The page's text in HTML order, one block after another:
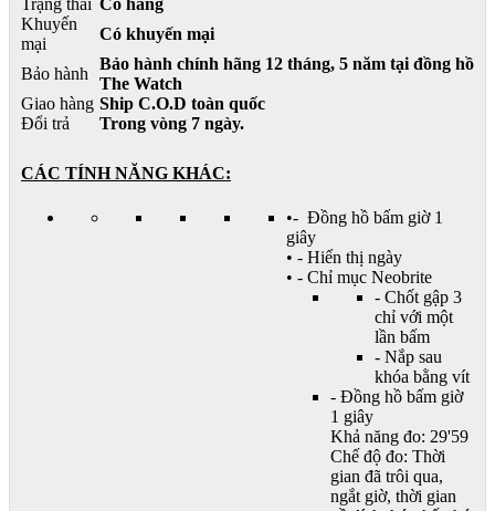
Trạng thái Có hàng
Khuyến
mại
Có khuyến mại
Bảo hành
Bảo hành chính hãng 12 tháng, 5 năm tại đồng hồ
The Watch
Giao hàng Ship C.O.D toàn quốc
Đổi trả
Trong vòng 7 ngày.
CÁC TÍNH NĂNG KHÁC:
•- Đồng hồ bấm giờ 1
giây
• - Hiển thị ngày
• - Chỉ mục Neobrite
- Chốt gập 3
chỉ với một
lần bấm
- Nắp sau
khóa bằng vít
- Đồng hồ bấm giờ
1 giây
Khả năng đo: 29'59
Chế độ đo: Thời
gian đã trôi qua,
ngắt giờ, thời gian